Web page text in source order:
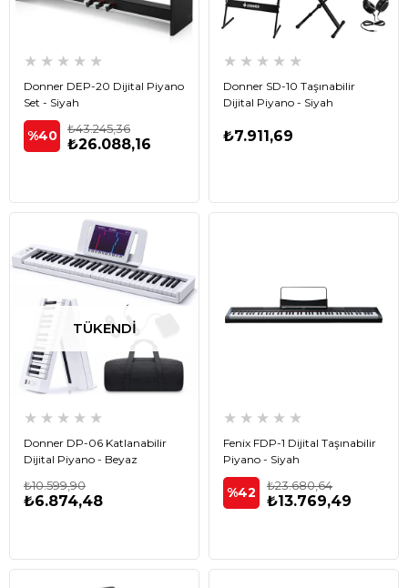
★ ★ ★ ★ ★
Donner DEP-20 Dijital Piyano
Set - Siyah
%40 ₺26.088,16
₺43.245,36
★ ★ ★ ★ ★
Donner SD-10 Taşınabilir
Dijital Piyano - Siyah
₺7.911,69
TÜKENDI
★ ★ ★ ★ ★
Donner DP-06 Katlanabilir
Dijital Piyano - Beyaz
₺6.874,48
₺10.599,90
★ ★ ★ ★ ★
Fenix FDP-1 Dijital Taşınabilir
Piyano - Siyah
%42 ₺13.769,49
₺23.680,64